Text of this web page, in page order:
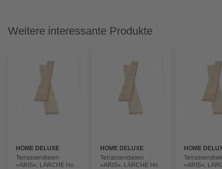
Weitere interessante Produkte
HOME DELUXE
Terrassendielen
»ARIS«, LÄRCHE Holz
HOME DELUXE
Terrassendielen
»ARIS«, LÄRCHE Holz
HOME
»ARIS«,